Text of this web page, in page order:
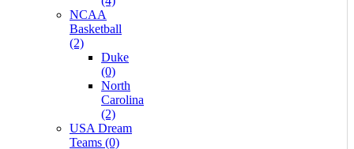
NCAA
Basketball
(2)
Duke
(0)
North
Carolina
(2)
USA Dream
Teams (0)